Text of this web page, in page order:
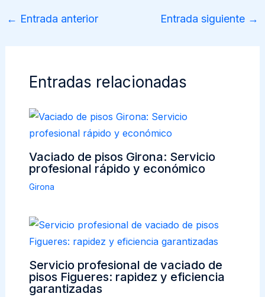
← Entrada anterior Entrada siguiente →
Entradas relacionadas
Vaciado de pisos Girona: Servicio
profesional rápido y económico
Girona
Servicio profesional de vaciado de
pisos Figueres: rapidez y eficiencia
garantizadas